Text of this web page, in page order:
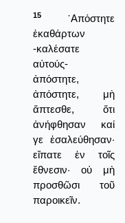
15
᾿Απόστητε
ἐκαθάρτων
-καλέσατε
αὐτούς-
ἀπόστητε,
ἀπόστητε, μὴ
ἅπτεσθε, ὅτι
ἀνήφθησαν καί
γε ἐσαλεύθησαν·
εἴπατε ἐν τοῖς
ἔθνεσιν· οὐ μὴ
προσθῶσι τοῦ
παροικεῖν.